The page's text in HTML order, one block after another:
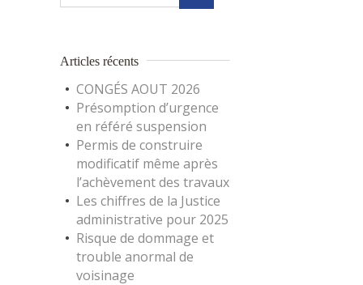
Articles récents
CONGÉS AOUT 2026
Présomption d’urgence
en référé suspension
Permis de construire
modificatif même après
l’achèvement des travaux
Les chiffres de la Justice
administrative pour 2025
Risque de dommage et
trouble anormal de
voisinage